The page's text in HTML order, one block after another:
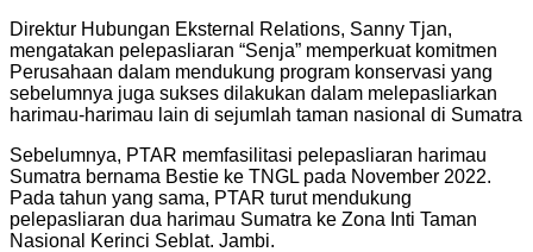
Direktur Hubungan Eksternal Relations, Sanny Tjan,
mengatakan pelepasliaran “Senja” memperkuat komitmen
Perusahaan dalam mendukung program konservasi yang
sebelumnya juga sukses dilakukan dalam melepasliarkan
harimau-harimau lain di sejumlah taman nasional di Sumatra
Sebelumnya, PTAR memfasilitasi pelepasliaran harimau
Sumatra bernama Bestie ke TNGL pada November 2022.
Pada tahun yang sama, PTAR turut mendukung
pelepasliaran dua harimau Sumatra ke Zona Inti Taman
Nasional Kerinci Seblat. Jambi.